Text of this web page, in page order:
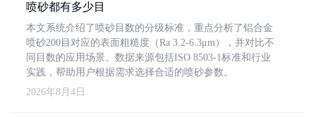
喷砂都有多少目
本文系统介绍了喷砂目数的分级标准，重点分析了铝合金
喷砂200目对应的表面粗糙度（Ra 3.2-6.3μm），并对比不
同目数的应用场景。数据来源包括ISO 8503-1标准和行业
实践，帮助用户根据需求选择合适的喷砂参数。
2026年8月4日